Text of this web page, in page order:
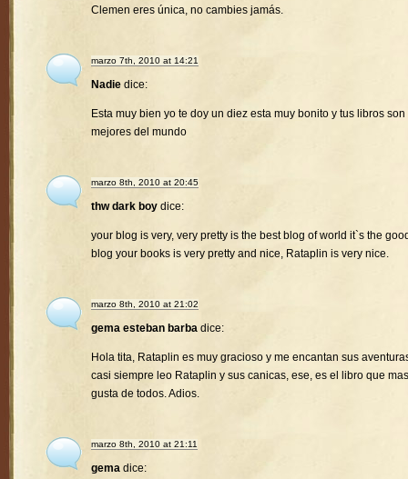
Clemen eres única, no cambies jamás.
marzo 7th, 2010 at 14:21
Nadie dice:
Esta muy bien yo te doy un diez esta muy bonito y tus libros son
mejores del mundo
marzo 8th, 2010 at 20:45
thw dark boy dice:
your blog is very, very pretty is the best blog of world it`s the
blog your books is very pretty and nice, Rataplin is very nice.
marzo 8th, 2010 at 21:02
gema esteban barba dice:
Hola tita, Rataplin es muy gracioso y me encantan sus
casi siempre leo Rataplin y sus canicas, ese, es el libro que
gusta de todos. Adios.
marzo 8th, 2010 at 21:11
gema dice: